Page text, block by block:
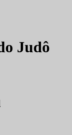
Judô